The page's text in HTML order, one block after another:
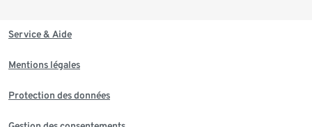
Service & Aide
Mentions légales
Protection des données